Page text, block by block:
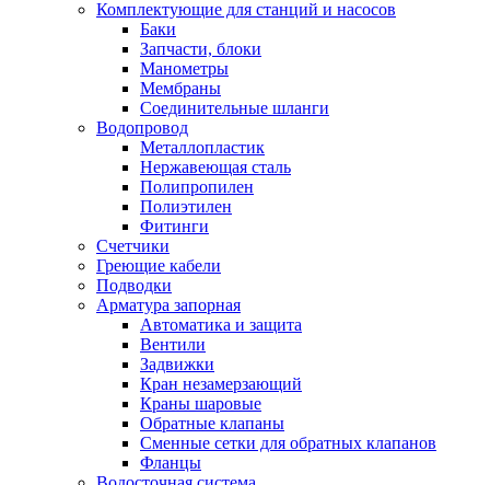
Комплектующие для станций и насосов
Баки
Запчасти, блоки
Манометры
Мембраны
Соединительные шланги
Водопровод
Металлопластик
Нержавеющая сталь
Полипропилен
Полиэтилен
Фитинги
Счетчики
Греющие кабели
Подводки
Арматура запорная
Автоматика и защита
Вентили
Задвижки
Кран незамерзающий
Краны шаровые
Обратные клапаны
Сменные сетки для обратных клапанов
Фланцы